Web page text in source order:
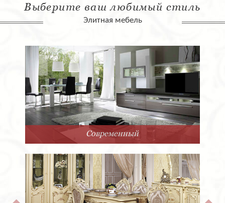
Выберите ваш любимый стиль
Элитная мебель
Современный